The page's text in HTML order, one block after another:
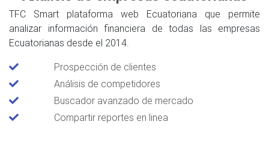
TFC Smart plataforma web Ecuatoriana que permite
analizar información financiera de todas las empresas
Ecuatorianas desde el 2014.
Prospección de clientes
Análisis de competidores
Buscador avanzado de mercado
Compartir reportes en linea